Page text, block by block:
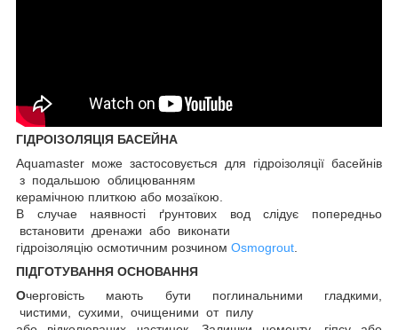
ГІДРОІЗОЛЯЦІЯ БАСЕЙНА
Aquamaster може застосовується для гідроізоляції басейнів
з подальшою облицюванням
керамічною плиткою або мозаїкою.
В случае наявності ґрунтових вод слідує попередньо
встановити дренажи або виконати
гідроізоляцію осмотичним розчином Osmogrout.
ПІДГОТУВАННЯ ОСНОВАННЯ
Очерговість мають бути поглинальними гладкими,
чистими, сухими, очищеними от пилу